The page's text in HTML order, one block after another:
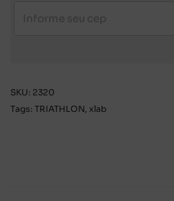
SKU: 2320
Tags: TRIATHLON, xlab